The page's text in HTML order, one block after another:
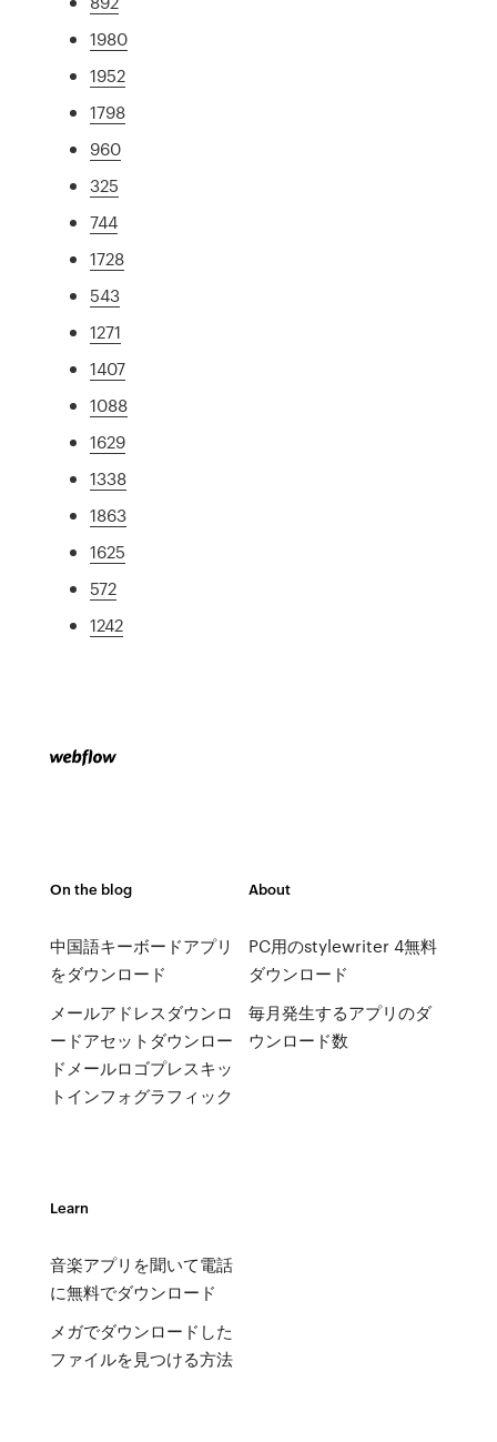
1980
1952
1798
960
325
744
1728
543
1271
1407
1088
1629
1338
1863
1625
572
1242
On the blog
中国語キーボードアプリ
をダウンロード
メールアドレスダウンロ
ードアセットダウンロー
ドメールロゴプレスキッ
トインフォグラフィック
About
PC用のstylewriter 4無料
ダウンロード
毎月発生するアプリのダ
ウンロード数
Learn
音楽アプリを聞いて電話
に無料でダウンロード
メガでダウンロードした
ファイルを見つける方法